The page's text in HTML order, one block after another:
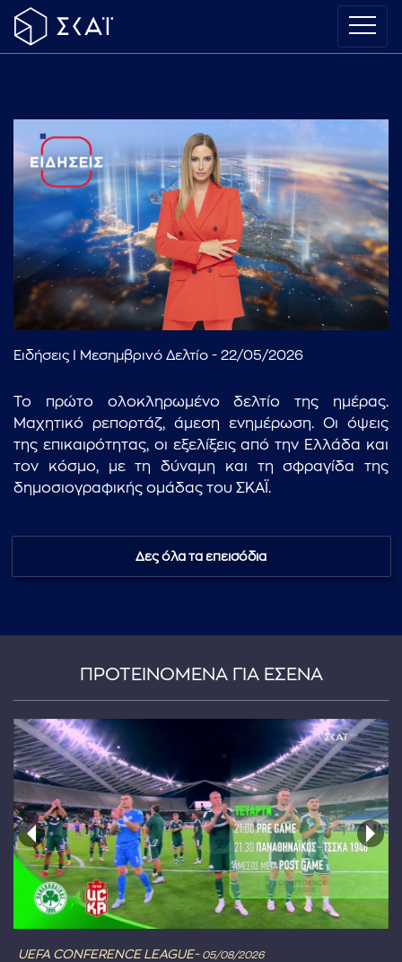
...πληκτρολογήστε κείμενο προς αναζήτηση
Ειδήσεις I Μεσημβρινό Δελτίο - 22/05/2026
Το πρώτο ολοκληρωμένο δελτίο της ημέρας.
Μαχητικό ρεπορτάζ, άμεση ενημέρωση. Οι όψεις
της επικαιρότητας, οι εξελίξεις από την Ελλάδα και
τον κόσμο, με τη δύναμη και τη σφραγίδα της
δημοσιογραφικής ομάδας του ΣΚΑΪ.
Δες όλα τα επεισόδια
ΠΡΟΤΕΙΝΟΜΕΝΑ ΓΙΑ ΕΣΕΝΑ
UEFA CONFERENCE LEAGUE- 05/08/2026